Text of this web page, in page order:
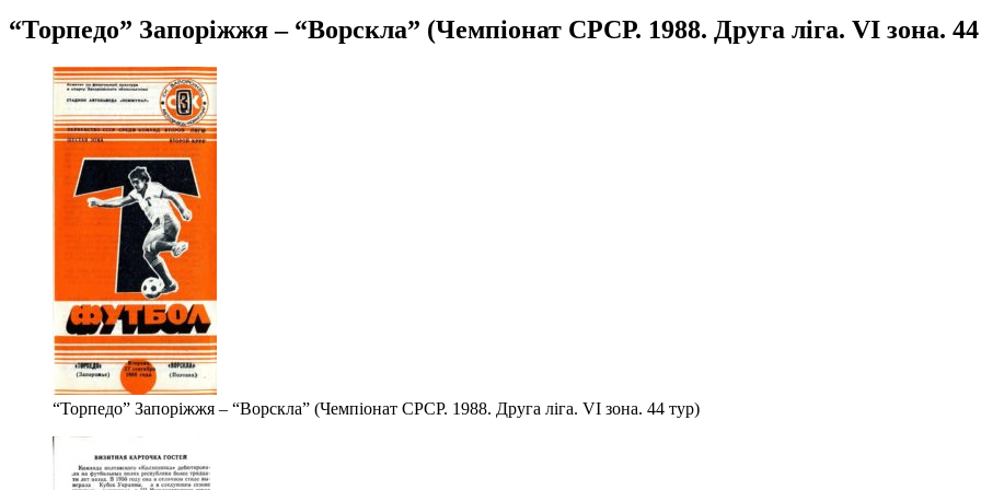
“Торпедо” Запоріжжя – “Ворскла” (Чемпіонат СРСР. 1988. Друга ліга. VІ зона.
“Торпедо” Запоріжжя – “Ворскла” (Чемпіонат СРСР. 1988. Друга ліга. VІ зона. 44 тур)